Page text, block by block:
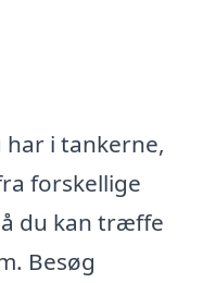
i tankerne,
forskellige
du kan træffe
Besøg